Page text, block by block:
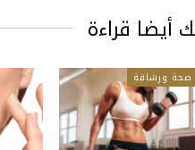
أيضا قراءة
صحة ورشاقة